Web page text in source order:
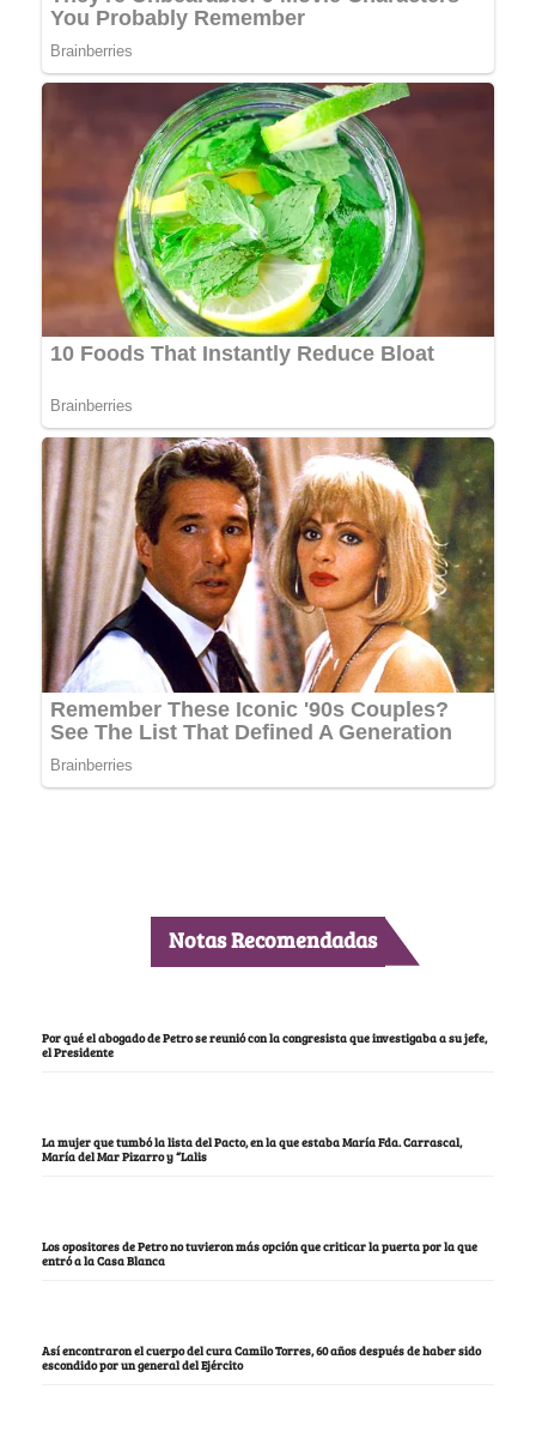
Notas Recomendadas
Por qué el abogado de Petro se reunió con la congresista que investigaba a su jefe,
el Presidente
La mujer que tumbó la lista del Pacto, en la que estaba María Fda. Carrascal,
María del Mar Pizarro y “Lalis
Los opositores de Petro no tuvieron más opción que criticar la puerta por la que
entró a la Casa Blanca
Así encontraron el cuerpo del cura Camilo Torres, 60 años después de haber sido
escondido por un general del Ejército